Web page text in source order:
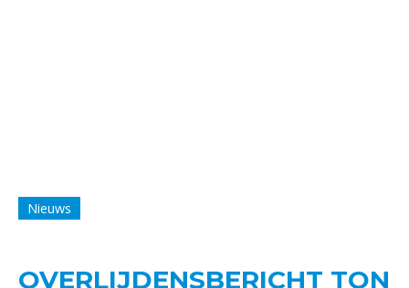
Nieuws
OVERLIJDENSBERICHT TON